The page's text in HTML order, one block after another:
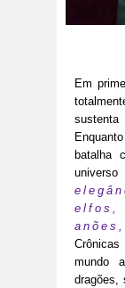
Em
sustenta
batalha
elfos,
mundo
dragões,